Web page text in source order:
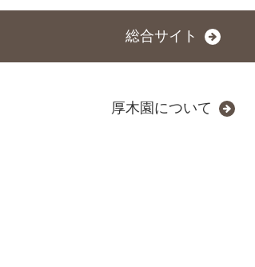
総合サイト
厚木園について